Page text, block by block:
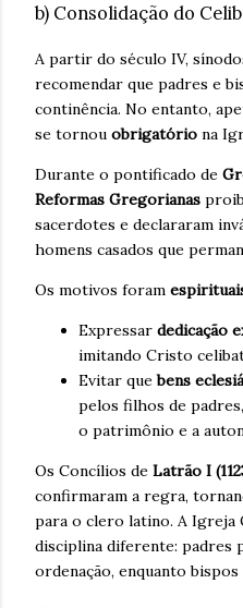
b) Consolidação do
A partir do século IV,
recomendar que padres e
continência. No entanto,
se tornou obrigatório na
Durante o pontificado de
Reformas Gregorianas
sacerdotes e declararam
homens casados que
Os motivos foram
Expressar dedicação
imitando Cristo
Evitar quebens
pelos filhos de
o patrimônio e a
Os Concílios de Latrão I
confirmaram a regra,
para o clero latino. A Igreja
disciplina diferente: padres
ordenação, enquanto